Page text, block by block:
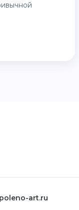
poleno-art.ru